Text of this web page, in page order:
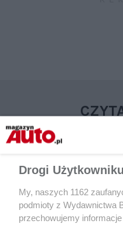
Drogi
My, naszych 1162
podmioty z Wydawnictwa
przechowujemy